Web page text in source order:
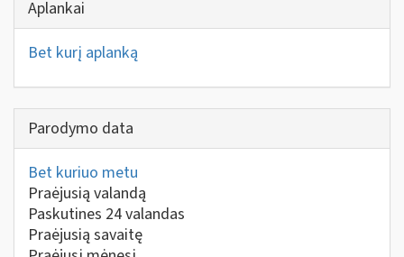
Aplankai
Bet kurį aplanką
Parodymo data
Bet kuriuo metu
Praėjusią valandą
Paskutines 24 valandas
Praėjusią savaitę